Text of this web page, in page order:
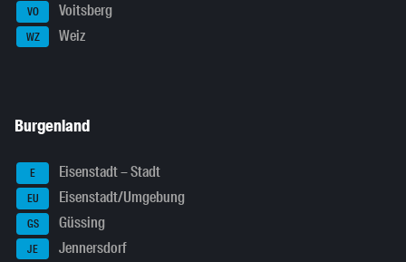
VO Voitsberg
WZ Weiz
Burgenland
E Eisenstadt – Stadt
EU Eisenstadt/Umgebung
GS Güssing
JE Jennersdorf